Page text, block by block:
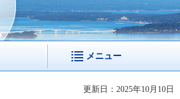
メニュー
更新日：2025年10月10日